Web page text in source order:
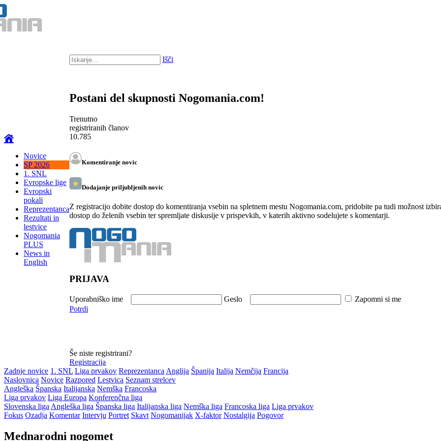
Novice
SP 2026
1. SNL
Evropske lige
Evropski
pokali
Reprezentanca
Rezultati in
lestvice
Nogomania
PLUS
News in
English
Išči
Postani del skupnosti Nogomania.com!
Trenutno
registriranih članov
10.785
Komentiranje novic
Dodajanje priljubljenih novic
Z registracijo dobite dostop do komentiranja vsebin na spletnem mestu Nogomania.com, pridobite pa tudi možnost
dostop do želenih vsebin ter spremljate diskusije v prispevkih, v katerih aktivno sodelujete s komentarji.
PRIJAVA
Uporabniško ime Geslo Zapomni si me
Potrdi
Še niste registrirani?
Registracija
Zadnje novice 1. SNL Liga prvakov Reprezentanca Anglija Španija Italija Nemčija Francija
Naslovnica Novice Razpored Lestvica Seznam strelcev
Angleška Španska Italijanska Nemška Francoska
Liga prvakov Liga Europa Konferenčna liga
Slovenska liga Angleška liga Španska liga Italijanska liga Nemška liga Francoska liga Liga prvakov
Fokus Ozadja Komentar Intervju Portret Skavt Nogomanijak X-faktor Nostalgija Pogovor
Mednarodni nogomet